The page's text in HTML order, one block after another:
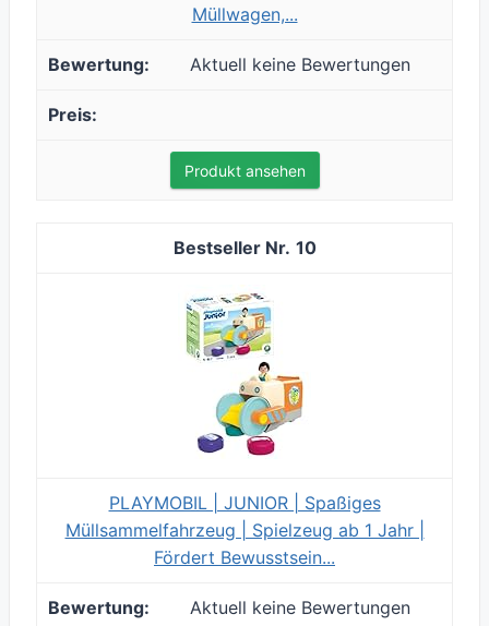
Müllwagen,...
Aktuell keine Bewertungen
Produkt ansehen
10
PLAYMOBIL | JUNIOR | Spaßiges
Müllsammelfahrzeug | Spielzeug ab 1 Jahr |
Fördert Bewusstsein...
Aktuell keine Bewertungen